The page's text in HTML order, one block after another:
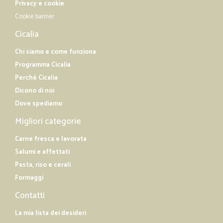
Privacy e cookie
Cookie banner
Cicalia
Chi siamo e come funziona
Programma Cicalia
Perché Cicalia
Dicono di noi
Dove spediamo
Migliori categorie
Carne fresca e lavorata
Salumi e affettati
Pasta, riso e cerali
Formaggi
Contatti
La mia lista dei desideri